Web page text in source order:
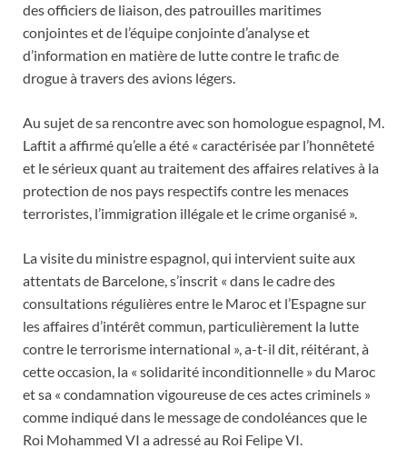
des officiers de liaison, des patrouilles maritimes
conjointes et de l’équipe conjointe d’analyse et
d’information en matière de lutte contre le trafic de
drogue à travers des avions légers.
Au sujet de sa rencontre avec son homologue espagnol, M.
Laftit a affirmé qu’elle a été « caractérisée par l’honnêteté
et le sérieux quant au traitement des affaires relatives à la
protection de nos pays respectifs contre les menaces
terroristes, l’immigration illégale et le crime organisé ».
La visite du ministre espagnol, qui intervient suite aux
attentats de Barcelone, s’inscrit « dans le cadre des
consultations régulières entre le Maroc et l’Espagne sur
les affaires d’intérêt commun, particulièrement la lutte
contre le terrorisme international », a-t-il dit, réitérant, à
cette occasion, la « solidarité inconditionnelle » du Maroc
et sa « condamnation vigoureuse de ces actes criminels »
comme indiqué dans le message de condoléances que le
Roi Mohammed VI a adressé au Roi Felipe VI.